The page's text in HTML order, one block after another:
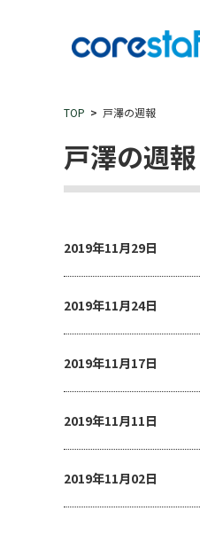
TOP 戸澤の週報
戸澤の週報
2019年11月29日
2019年11月24日
2019年11月17日
2019年11月11日
2019年11月02日